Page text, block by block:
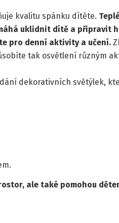
kvalitu spánku dítěte.
uklidnit dítě a připravit
pro denní aktivity a učení.
tak osvětlení různým
dekorativních světýlek,
ale také pomohou